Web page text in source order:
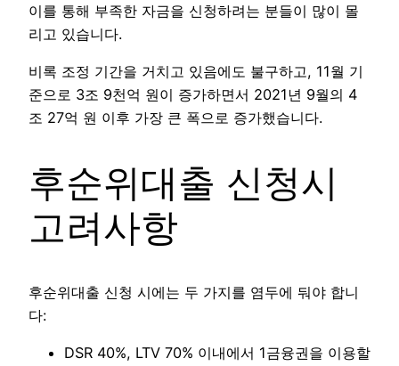
이를 통해 부족한 자금을 신청하려는 분들이 많이 몰
리고 있습니다.
비록 조정 기간을 거치고 있음에도 불구하고, 11월 기
준으로 3조 9천억 원이 증가하면서 2021년 9월의 4
조 27억 원 이후 가장 큰 폭으로 증가했습니다.
후순위대출 신청시
고려사항
후순위대출 신청 시에는 두 가지를 염두에 둬야 합니
다:
DSR 40%, LTV 70% 이내에서 1금융권을 이용할